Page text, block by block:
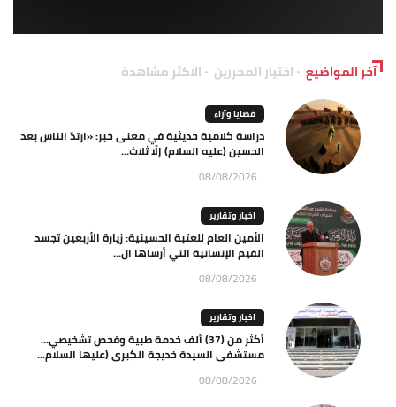
آخر المواضيع اختيار المحررين الاكثر مشاهدة
قضايا وآراء
دراسة كلامية حديثية في معنى خبر: «ارتدّ الناس بعد
الحسين (عليه السلام) إلّا ثلاث...
08/08/2026
اخبار وتقارير
الأمين العام للعتبة الحسينية: زيارة الأربعين تجسد
القيم الإنسانية التي أرساها ال...
08/08/2026
اخبار وتقارير
أكثر من (37) ألف خدمة طبية وفحص تشخيصي…
مستشفى السيدة خديجة الكبرى (عليها السلام...
08/08/2026